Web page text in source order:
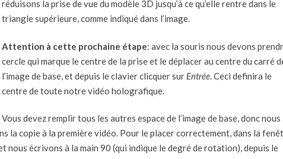
réduisons la prise de vue du modèle 3D jusqu’à ce qu’elle rentre dans le
triangle supérieure, comme indiqué dans l’image.
Attention à cette prochaine étape: avec la souris nous devons
cercle qui marque le centre de la prise et le déplacer au centre du carré
l’image de base, et depuis le clavier clicquer sur Entrée. Ceci definira le
centre de toute notre vidéo holografique.
Vous devez remplir tous les autres espace de l’image de base, donc nous
la copie à la première vidéo. Pour le placer correctement, dans la
nous écrivons à la main 90 (qui indique le degré de rotation), depuis le